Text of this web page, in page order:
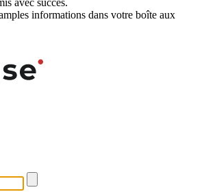
avec succès.
informations dans votre boîte aux